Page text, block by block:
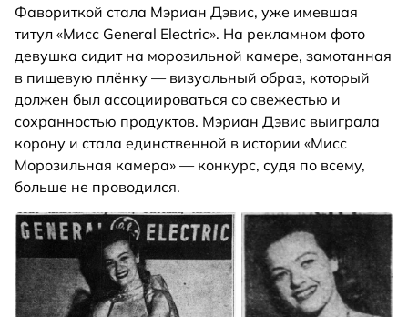
Фавориткой стала Мэриан Дэвис, уже имевшая
титул «Мисс General Electric». На рекламном фото
девушка сидит на морозильной камере, замотанная
в пищевую плёнку — визуальный образ, который
должен был ассоциироваться со свежестью и
сохранностью продуктов. Мэриан Дэвис выиграла
корону и стала единственной в истории «Мисс
Морозильная камера» — конкурс, судя по всему,
больше не проводился.